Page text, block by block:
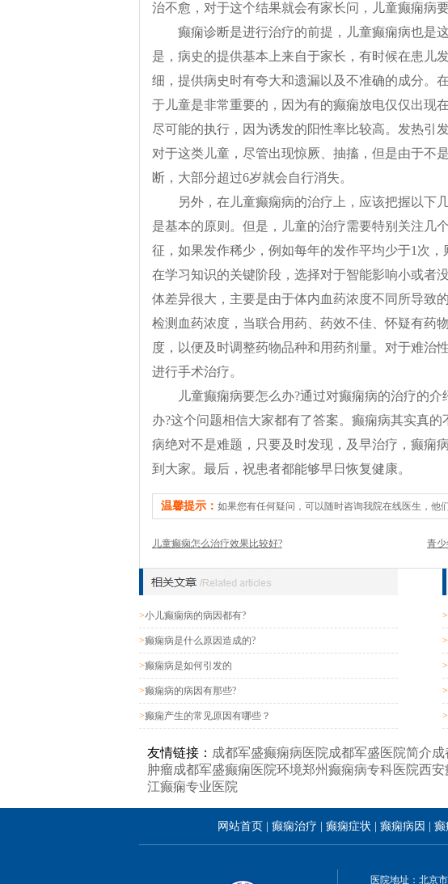
治不愈，对于这个结果就会有家长问，儿童癫痫病
癫痫诊断是进行治疗的前提，儿童癫痫病也是
是，病史的提供基本上来自于家长，有时候在患儿
细，提供病史时有夸大和遗漏以及不准确的成分。
于儿童是非常重要的，因为有的癫痫放电仅仅出现
尽可能的执行，因为诱发的阳性率比较高。发热引
对于这类儿童，尽管出现惊厥、抽搐，但是由于不
断，大部分超过6岁就会自行消失。
另外，在儿童癫痫病的治疗上，应该把握以下
是基本的原则。但是，儿童的治疗需要特别关注几
征，如果发作稀少，例如每年的发作平均少于1次
在学习知识的关键阶段，选择对于智能影响小或者
体差异很大，主要是由于体内血药浓度不同所导致
检测血药浓度，当联合用药、药效不佳、怀疑有药
度，以便及时调整药物品种和用药剂量。对于难治
进行手术治疗。
儿童癫痫病要怎么办?通过对癫痫病的治疗的
办?这个问题相信大家都有了答案。癫痫病其实真
病绝对不是难题，只要及时发现，及早治疗，癫痫
到大家。最后，祝患者都能够早日恢复健康。
温馨提示： 如果您有任何疑问，可以随时咨询我院在线医生，他
儿童癫痫怎么治疗效果比较好? 青
>小儿癫痫病的病因都有?
>癫痫病是什么原因造成的?
>癫痫病是如何引发的
>癫痫病的病因有那些?
>癫痫产生的常见原因有哪些？
>
>
>
>
>
友情链接： 成都军盛癫痫病医院成都军盛医院简介
肿瘤成都军盛癫痫医院环境郑州癫痫病专科医院西安
江癫痫专业医院
网站首页 癫痫治疗 癫痫症状 癫痫病因 癫
医院地址：北京